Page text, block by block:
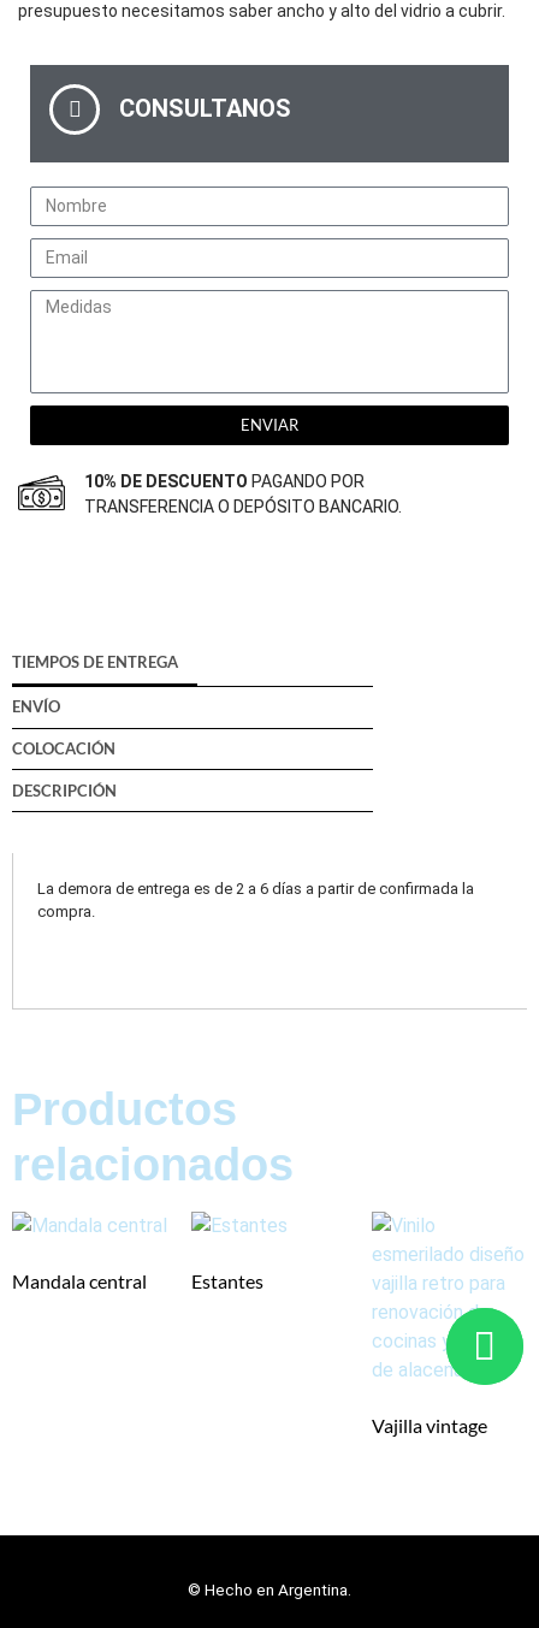
presupuesto necesitamos saber ancho y alto del vidrio a cubrir.
CONSULTANOS
ENVIAR
10% DE DESCUENTO PAGANDO POR
TRANSFERENCIA O DEPÓSITO BANCARIO.
TIEMPOS DE ENTREGA
ENVÍO
COLOCACIÓN
DESCRIPCIÓN
La demora de entrega es de 2 a 6 días a partir de confirmada la
compra.
Productos
relacionados
Mandala central Estantes
Vajilla vintage
© Hecho en Argentina.